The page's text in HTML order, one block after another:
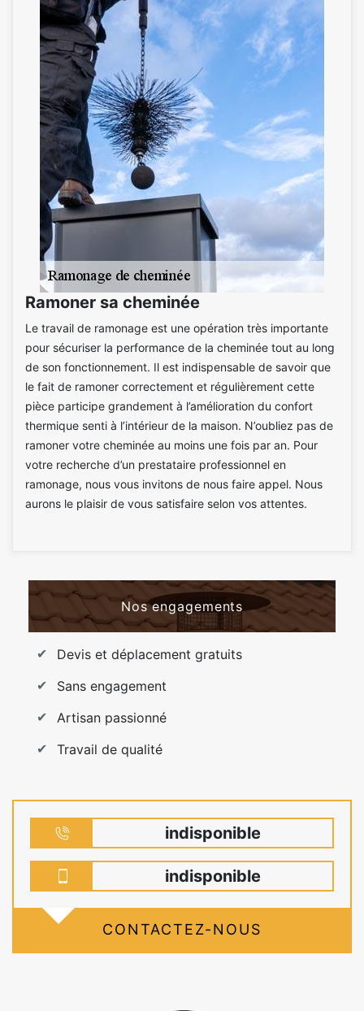
Ramoner sa cheminée
Le travail de ramonage est une opération très importante
pour sécuriser la performance de la cheminée tout au long
de son fonctionnement. Il est indispensable de savoir que
le fait de ramoner correctement et régulièrement cette
pièce participe grandement à l’amélioration du confort
thermique senti à l’intérieur de la maison. N’oubliez pas de
ramoner votre cheminée au moins une fois par an. Pour
votre recherche d’un prestataire professionnel en
ramonage, nous vous invitons de nous faire appel. Nous
aurons le plaisir de vous satisfaire selon vos attentes.
Nos engagements
Devis et déplacement gratuits
Sans engagement
Artisan passionné
Travail de qualité
indisponible
indisponible
CONTACTEZ-NOUS